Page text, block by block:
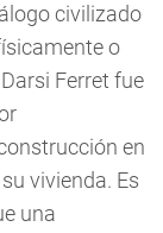
civilizado
o
Ferret fue
en
vivienda. Es
una